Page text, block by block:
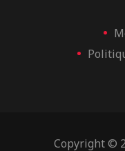
Copyright ©